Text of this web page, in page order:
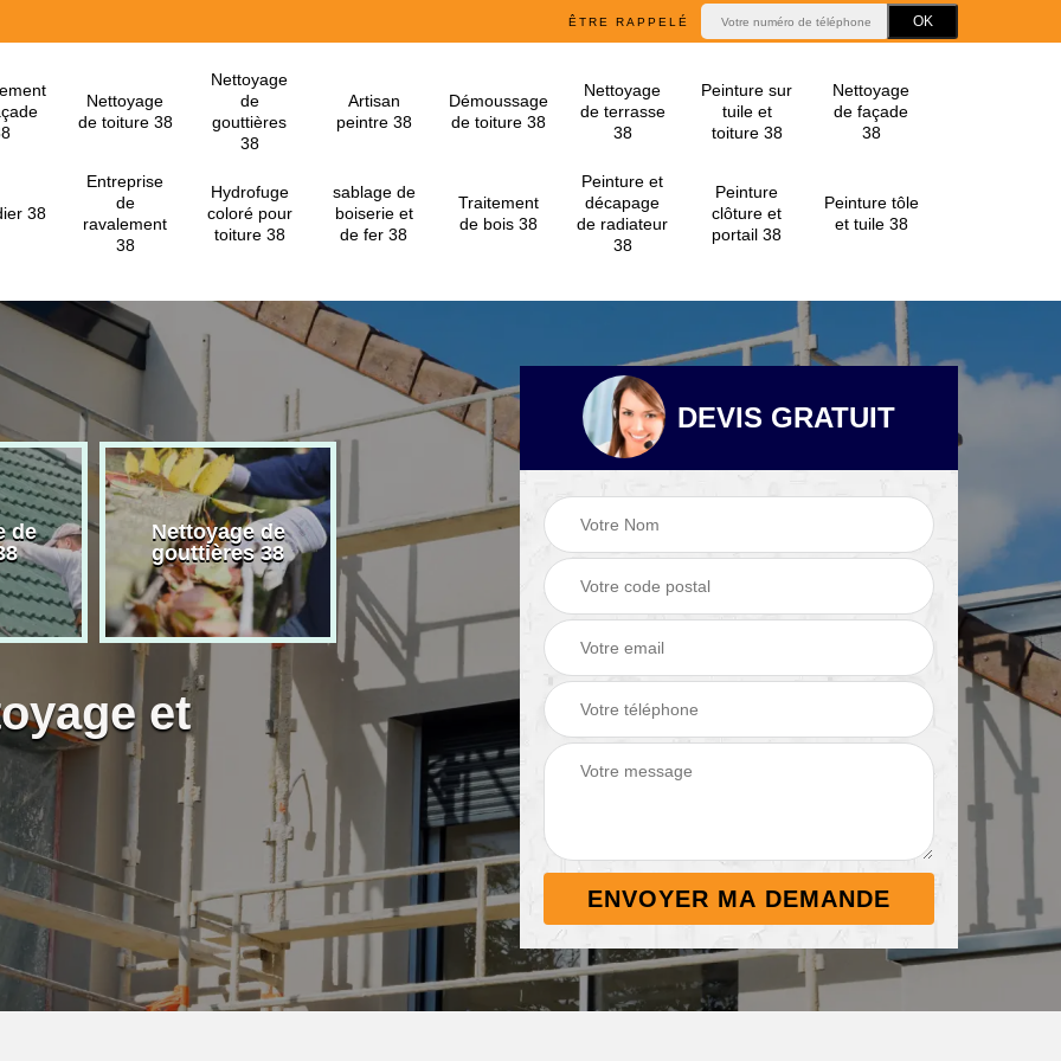
ÊTRE RAPPELÉ
Nettoyage
de toiture 38
Nettoyage
de
gouttières
38
Artisan
peintre 38
Démoussage
de toiture 38
Nettoyage
de terrasse
38
Peinture sur
tuile et
toiture 38
Nettoyage
de façade
38
38
Entreprise
de
ravalement
38
Hydrofuge
coloré pour
toiture 38
sablage de
boiserie et
de fer 38
Traitement
de bois 38
Peinture et
décapage
de radiateur
38
Peinture
clôture et
portail 38
Peinture tôle
et tuile 38
de
Nettoyage de
gouttières 38
Artisan peintre 38
Démoussage de
toiture 38
Nettoyage de
terrasse 38
et
DEVIS GRATUIT